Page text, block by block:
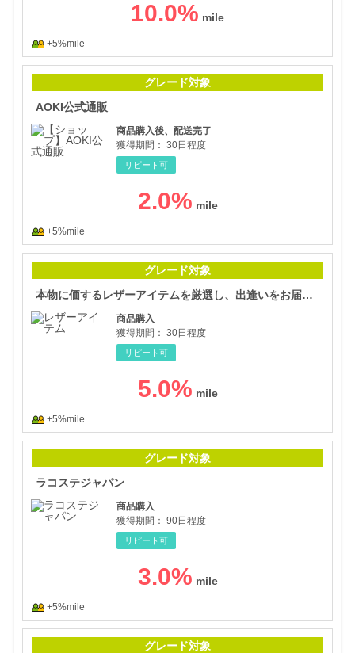
10.0%
+5%mile
グレード対象
AOKI公式通販
商品購入後、配送完了
獲得期間： 30日程度
リピート可
2.0%
+5%mile
グレード対象
本物に価するレザーアイテムを厳選し、出逢いをお届けするセレクトショップ
商品購入
獲得期間： 30日程度
リピート可
5.0%
+5%mile
グレード対象
ラコステジャパン
商品購入
獲得期間： 90日程度
リピート可
3.0%
+5%mile
グレード対象